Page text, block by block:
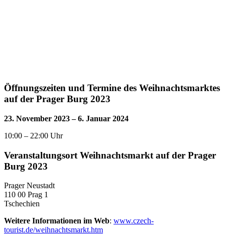
Öffnungszeiten und Termine des Weihnachtsmarktes
auf der Prager Burg 2023
23. November 2023 – 6. Januar 2024
10:00 – 22:00 Uhr
Veranstaltungsort Weihnachtsmarkt auf der Prager
Burg 2023
Prager Neustadt
110 00 Prag 1
Tschechien
Weitere Informationen im Web: www.czech-
tourist.de/weihnachtsmarkt.htm